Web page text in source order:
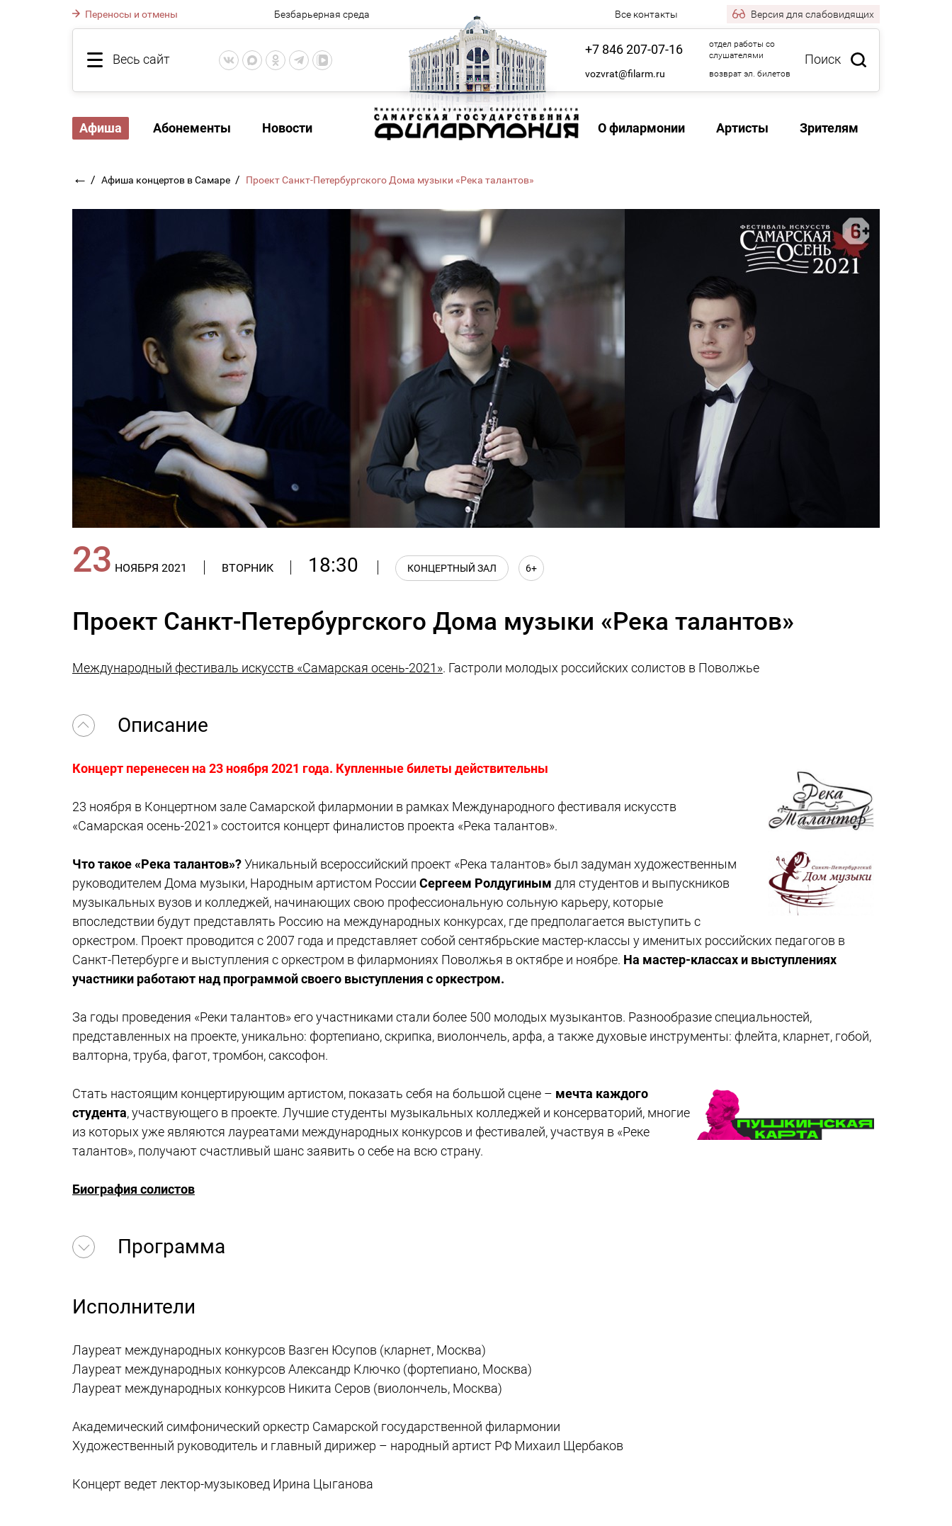
Переносы и отмены Безбарьерная среда Все контакты Версия для слабовидящих
Весь сайт Поиск
+7 846 207-07-16
отдел работы со
слушателями
vozvrat@filarm.ru возврат эл. билетов
Афиша Абонементы Новости О филармонии Артисты Зрителям
← / Афиша концертов в Самаре / Проект Санкт-Петербургского Дома музыки «Река талантов»
23 НОЯБРЯ 2021 ВТОРНИК 18:30 КОНЦЕРТНЫЙ ЗАЛ 6+
Проект Санкт-Петербургского Дома музыки «Река талантов»
Международный фестиваль искусств «Самарская осень-2021». Гастроли молодых российских солистов в Поволжье
Описание
Концерт перенесен на 23 ноября 2021 года. Купленные билеты действительны
23 ноября в Концертном зале Самарской филармонии в рамках Международного фестиваля искусств
«Самарская осень-2021» состоится концерт финалистов проекта «Река талантов».
Что такое «Река талантов»?Уникальный всероссийский проект «Река талантов» был задуман художественным
руководителем Дома музыки, Народным артистом России Сергеем Ролдугиным для студентов и выпускников
музыкальных вузов и колледжей, начинающих свою профессиональную сольную карьеру, которые
впоследствии будут представлять Россию на международных конкурсах, где предполагается выступить с
оркестром. Проект проводится с 2007 года и представляет собой сентябрьские мастер-классы у именитых российских педагогов в
Санкт-Петербурге и выступления с оркестром в филармониях Поволжья в октябре и ноябре. На мастер-классах и выступлениях
участники работают над программой своего выступления с оркестром.
За годы проведения «Реки талантов» его участниками стали более 500 молодых музыкантов. Разнообразие специальностей,
представленных на проекте, уникально: фортепиано, скрипка, виолончель, арфа, а также духовые инструменты: флейта, кларнет, гобой,
валторна, труба, фагот, тромбон, саксофон.
Стать настоящим концертирующим артистом, показать себя на большой сцене – мечта каждого
студента, участвующего в проекте. Лучшие студенты музыкальных колледжей и консерваторий, многие
из которых уже являются лауреатами международных конкурсов и фестивалей, участвуя в «Реке
талантов», получают счастливый шанс заявить о себе на всю страну.
Биография солистов
Программа
Исполнители
Лауреат международных конкурсов Вазген Юсупов (кларнет, Москва)
Лауреат международных конкурсов Александр Ключко (фортепиано, Москва)
Лауреат международных конкурсов Никита Серов (виолончель, Москва)
Академический симфонический оркестр Самарской государственной филармонии
Художественный руководитель и главный дирижер – народный артист РФ Михаил Щербаков
Концерт ведет лектор-музыковед Ирина Цыганова